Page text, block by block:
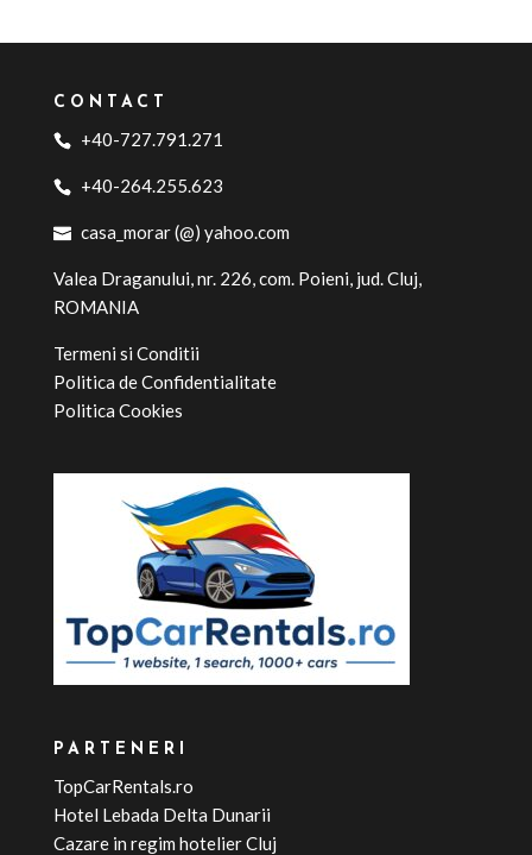
CONTACT
+40-727.791.271
+40-264.255.623
casa_morar (@) yahoo.com
Valea Draganului, nr. 226, com. Poieni, jud. Cluj,
ROMANIA
Termeni si Conditii
Politica de Confidentialitate
Politica Cookies
PARTENERI
TopCarRentals.ro
Hotel Lebada Delta Dunarii
Cazare in regim hotelier Cluj